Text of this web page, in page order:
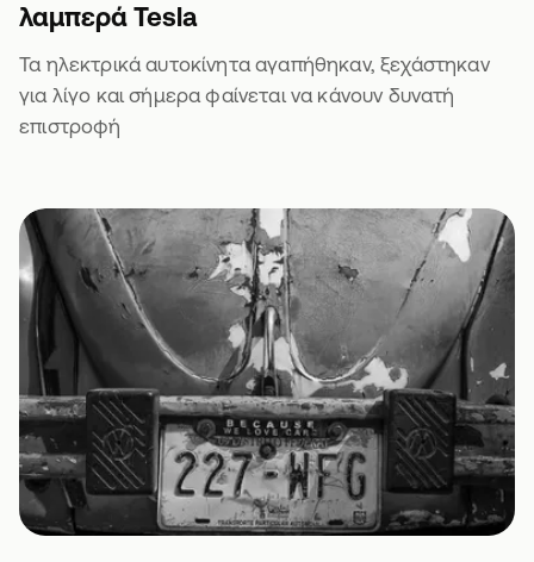
λαμπερά Tesla
Τα ηλεκτρικά αυτοκίνητα αγαπήθηκαν, ξεχάστηκαν
για λίγο και σήμερα φαίνεται να κάνουν δυνατή
επιστροφή